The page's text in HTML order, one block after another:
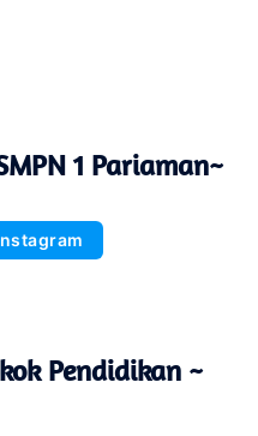
1 Pariaman~
Pendidikan ~